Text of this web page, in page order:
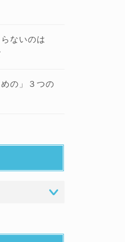
ないのは
の」３つの